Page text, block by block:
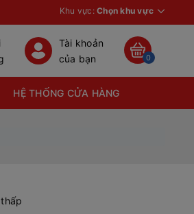
Khu vực: Chọn khu vực
Tài khoản
của bạn
0
HỆ THỐNG CỬA HÀNG